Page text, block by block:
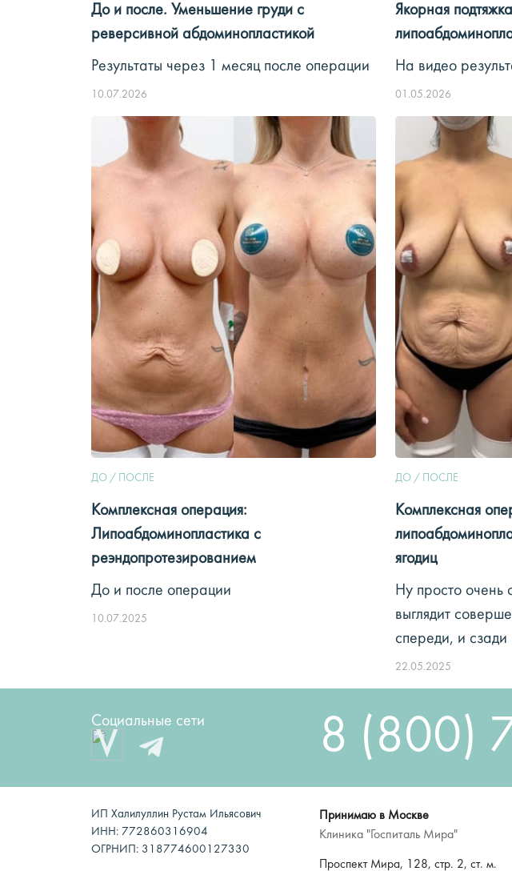
До и после. Уменьшение груди с
реверсивной абдоминопластикой
Результаты через 1 месяц после операции
10.07.2026
Якорная
На видео
01.05.2026
ДО / ПОСЛЕ
Комплексная операция:
Липоабдоминопластика с
реэндопротезированием
До и после операции
10.07.2025
ДО / ПОСЛЕ
Комплексная
ягодиц
Ну просто очень
выглядит
спереди, и сзади
22.05.2025
Социальные сети 8 (800)
ИП Халилуллин Рустам Ильясович
ИНН: 772860316904
ОГРНИП: 318774600127330
Принимаю в Москве
Клиника "Госпиталь Мира"
Проспект Мира, 128, стр. 2, ст. м.